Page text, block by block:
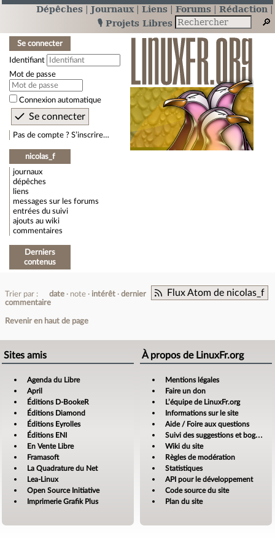
Dépêches Journaux Liens Forums
Rédaction
🎙️ Projets Libres
Se connecter
Identifiant
Mot de passe
Connexion automatique
Pas de compte ? S’inscrire…
nicolas_f
journaux
dépêches
liens
messages sur les forums
entrées du suivi
ajouts au wiki
commentaires
Derniers
contenus
Flux Atom de nicolas_f
Trier par : date note intérêt
dernier
commentaire
Revenir en haut de page
Sites amis
Agenda du Libre
April
Éditions D-BookeR
Éditions Diamond
Éditions Eyrolles
Éditions ENI
En Vente Libre
Framasoft
La Quadrature du Net
Lea-Linux
Open Source Initiative
Imprimerie Grafik Plus
À propos de LinuxFr.org
Mentions légales
Faire un don
L’équipe de LinuxFr.org
Informations sur le site
Aide / Foire aux questions
Suivi des suggestions et bogues
Wiki du site
Règles de modération
Statistiques
API pour le développement
Code source du site
Plan du site